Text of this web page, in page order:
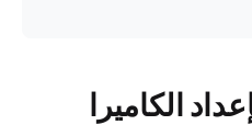
قم بإعداد الكاميرا